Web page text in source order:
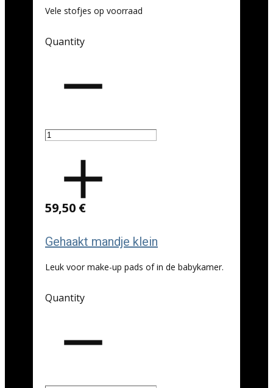
Vele stofjes op voorraad
Quantity
59,50 €
Gehaakt mandje klein
Leuk voor make-up pads of in de babykamer.
Quantity